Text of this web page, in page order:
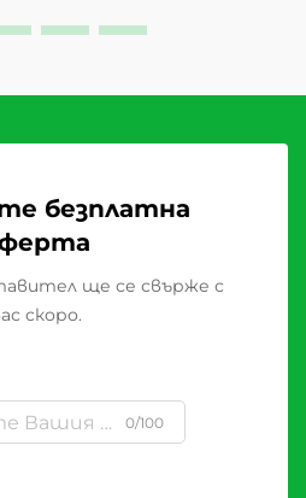
безплатна
ще се свърже с
скоро.
0/100